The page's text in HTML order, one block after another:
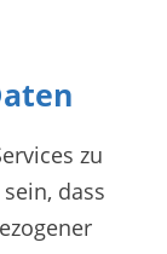
zu
dass